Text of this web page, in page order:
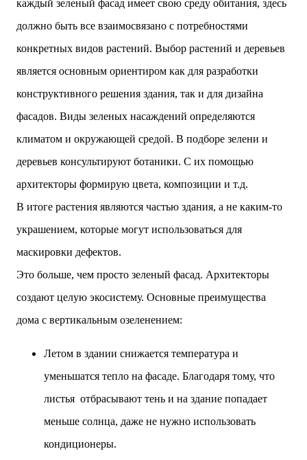
каждый зеленый фасад имеет свою среду обитания, здесь
должно быть все взаимосвязано с потребностями
конкретных видов растений. Выбор растений и деревьев
является основным ориентиром как для разработки
конструктивного решения здания, так и для дизайна
фасадов. Виды зеленых насаждений определяются
климатом и окружающей средой. В подборе зелени и
деревьев консультируют ботаники. С их помощью
архитекторы формирую цвета, композиции и т.д.
В итоге растения являются частью здания, а не каким-то
украшением, которые могут использоваться для
маскировки дефектов.
Это больше, чем просто зеленый фасад. Архитекторы
создают целую экосистему. Основные преимущества
дома с вертикальным озеленением:
Летом в здании снижается температура и
уменьшатся тепло на фасаде. Благодаря тому, что
листья отбрасывают тень и на здание попадает
меньше солнца, даже не нужно использовать
кондиционеры.